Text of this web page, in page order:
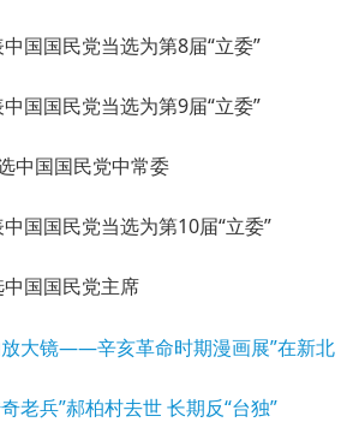
国国民党当选为第8届“立委”
国国民党当选为第9届“立委”
中国国民党中常委
国国民党当选为第10届“立委”
国国民党主席
放大镜——辛亥革命时期漫画展”在新北
老兵”郝柏村去世 长期反“台独”